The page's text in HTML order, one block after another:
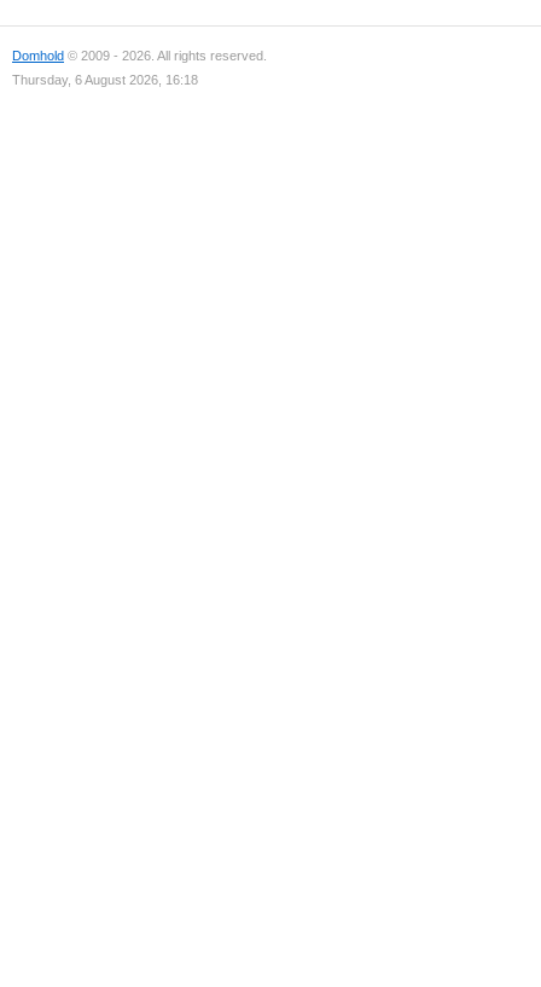
Domhold © 2009 - 2026. All rights reserved.
Thursday, 6 August 2026, 16:18